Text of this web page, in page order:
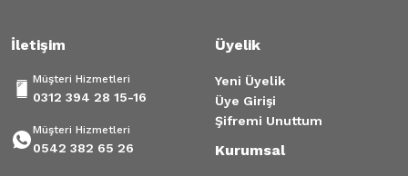
İletişim
Müşteri Hizmetleri
0312 394 28 15-16
Müşteri Hizmetleri
0542 382 65 26
Üyelik
Yeni Üyelik
Üye Girişi
Şifremi Unuttum
Kurumsal